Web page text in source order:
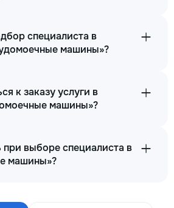
специалиста в
машины»?
к заказу услуги в
машины»?
при выборе специалиста в
машины»?